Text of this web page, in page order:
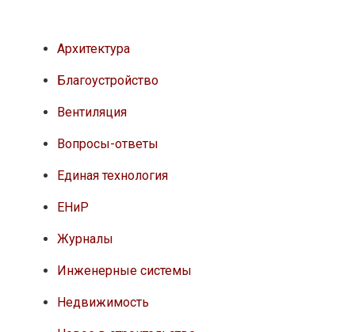
Архитектура
Благоустройство
Вентиляция
Вопросы-ответы
Единая технология
ЕНиР
Журналы
Инженерные системы
Недвижимость